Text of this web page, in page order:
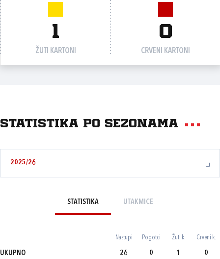
1
ŽUTI KARTONI
0
CRVENI KARTONI
Statistika po sezonama
2025/26
STATISTIKA UTAKMICE
Nastupi Pogotci Žuti k. Crveni k.
UKUPNO 26 0 1 0